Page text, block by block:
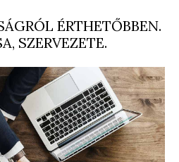
ÉRTHETŐBBEN.
SZERVEZETE.